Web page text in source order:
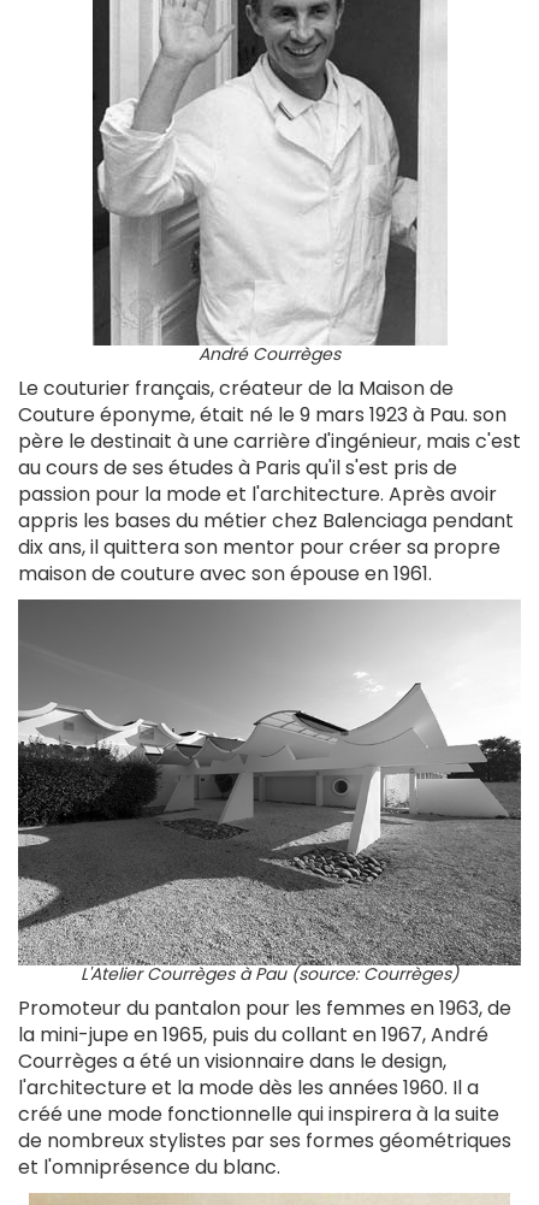
André Courrèges
Le couturier français, créateur de la Maison de
Couture éponyme, était né le 9 mars 1923 à Pau. son
père le destinait à une carrière d'ingénieur, mais c'est
au cours de ses études à Paris qu'il s'est pris de
passion pour la mode et l'architecture. Après avoir
appris les bases du métier chez Balenciaga pendant
dix ans, il quittera son mentor pour créer sa propre
maison de couture avec son épouse en 1961.
L'Atelier Courrèges à Pau (source: Courrèges)
Promoteurdu pantalon pour les femmes en 1963, de
la mini-jupe en 1965, puis du collant en 1967, André
Courrèges a été un visionnaire dans le design,
l'architecture et la mode dès les années 1960. Il a
créé une mode fonctionnelle qui inspirera à la suite
de nombreux stylistes par ses formes géométriques
et l'omniprésence du blanc.